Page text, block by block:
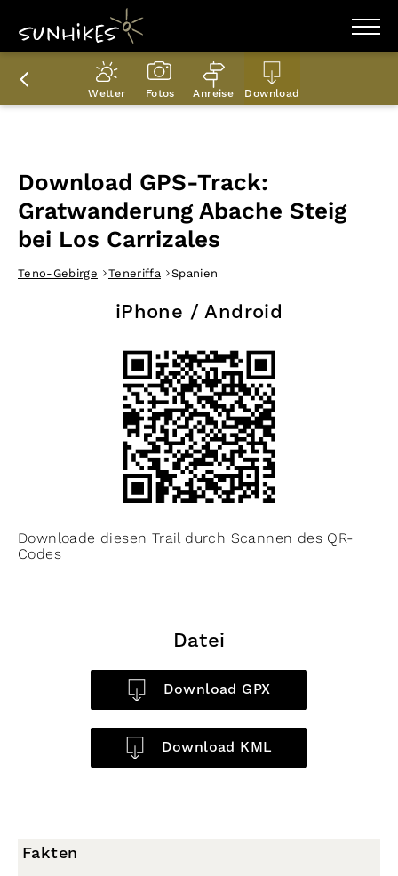
WANDERZIELE
WANDERUNGEN
ENTDECKEN
Wetter Fotos Anreise Download
Download GPS-Track:
Gratwanderung Abache Steig
bei Los Carrizales
Teno-Gebirge Teneriffa Spanien
iPhone / Android
Downloade diesen Trail durch Scannen des QR-
Codes
Datei
Download GPX
Download KML
Fakten